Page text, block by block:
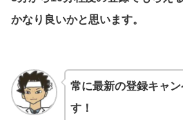
かなり良いかと思います。
常に最新の登録キャ
す！